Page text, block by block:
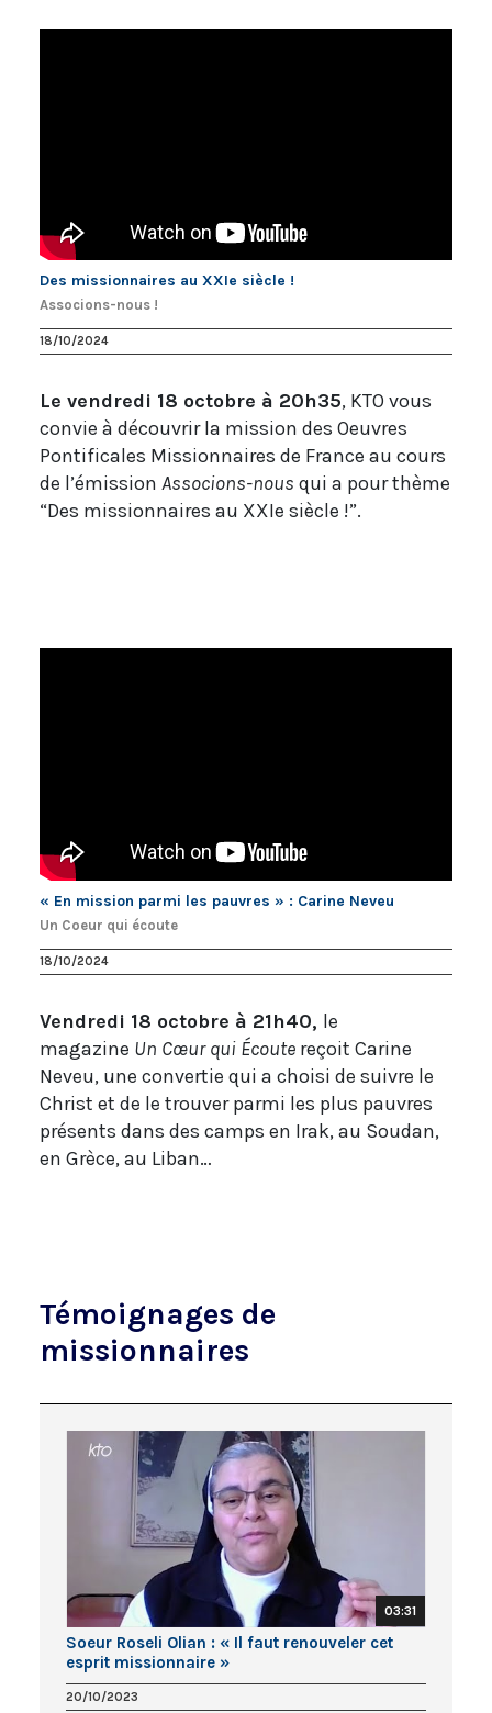
Des missionnaires au XXIe siècle !
Associons-nous !
18/10/2024
Le vendredi 18 octobre à 20h35, KTO vous
convie à découvrir la mission des Oeuvres
Pontificales Missionnaires de France au cours
de l’émission Associons-nous qui a pour thème
“Des missionnaires au XXIe siècle !”.
« En mission parmi les pauvres » : Carine Neveu
Un Coeur qui écoute
18/10/2024
Vendredi 18 octobre à 21h40, le
magazine Un Cœur qui Écoute reçoit Carine
Neveu, une convertie qui a choisi de suivre le
Christ et de le trouver parmi les plus pauvres
présents dans des camps en Irak, au Soudan,
en Grèce, au Liban…
Témoignages de
missionnaires
03:31
Soeur Roseli Olian : « Il faut renouveler cet
esprit missionnaire »
20/10/2023